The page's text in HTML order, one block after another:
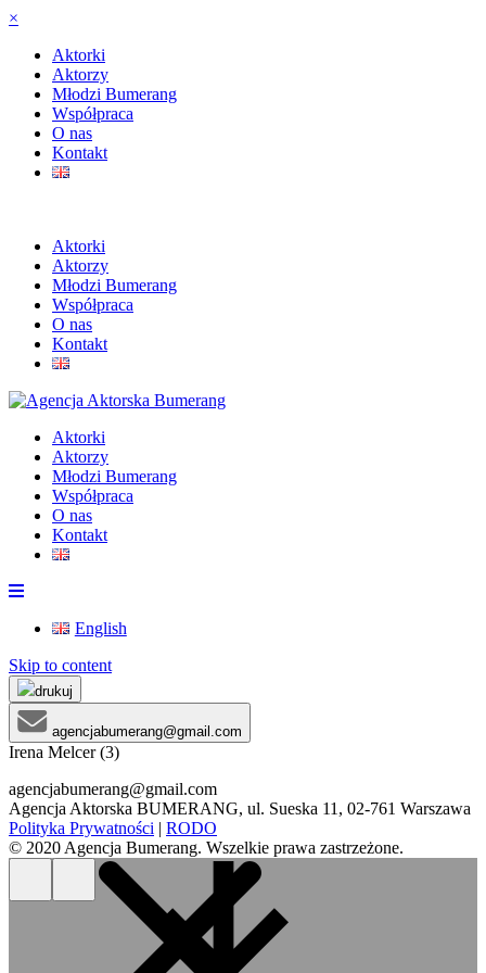
×
Aktorki
Aktorzy
Młodzi Bumerang
Współpraca
O nas
Kontakt
Aktorki
Aktorzy
Młodzi Bumerang
Współpraca
O nas
Kontakt
Aktorki
Aktorzy
Młodzi Bumerang
Współpraca
O nas
Kontakt
English
Skip to content
drukuj
agencjabumerang@gmail.com
Irena Melcer (3)
agencjabumerang@gmail.com
Agencja Aktorska BUMERANG, ul. Sueska 11, 02-761 Warszawa
Polityka Prywatności | RODO
© 2020 Agencja Bumerang. Wszelkie prawa zastrzeżone.